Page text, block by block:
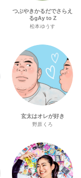
つぶやきかるだでさらえ
るgAy to Z
松本ゆうす
玄太はオレが好き
野原くろ